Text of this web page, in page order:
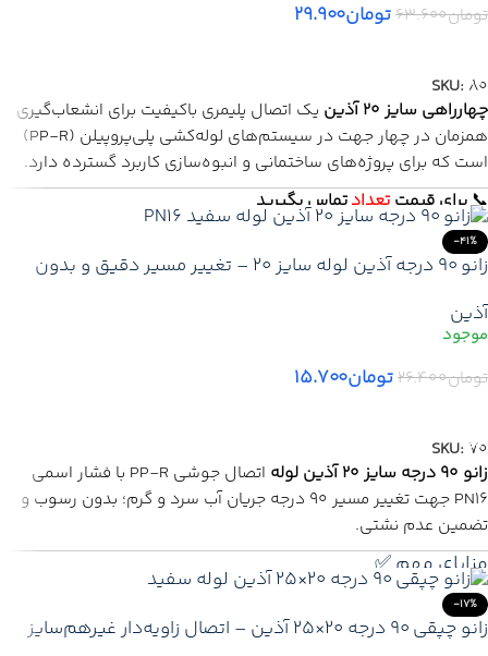
📞برای قیمت پروژه ایتماس بگیرید
🔥 تخفیف ویژه تعداد محدود
🚚ارسال ایمنبهسراسر ایران
بروز رسانی 14 جولای 2026
تومان۶۳.۶۰۰تومان۲۹.۹۰۰
SKU: 80
چهارراهی سایز 20 آذین
یک اتصال پلیمری باکیفیت برای انشعاب‌گیری
همزمان در چهار جهت در سیستم‌های لوله‌کشی پلی‌پروپیلن (PP‑R)
است که برای پروژه‌های ساختمانی و انبوه‌سازی کاربرد گسترده دارد.
📞برای قیمت تعدادتماس بگیرید
✅ ارسال سریع + گارانتی
🔥 تخفیف ویژه تعداد محدود
🚚ارسال ایمن
بروز رسانی 17 جولای ۲۰۲۶
-41%
زانو ۹۰ درجه آذین لوله سایز ۲۰ – تغییر مسیر دقیق و بدون
آذین
تومان۲۶.۴۰۰تومان۱۵.۷۰۰
SKU: 70
زانو ۹۰ درجه سایز ۲۰ آذین لوله
اتصال جوشی PP-R با فشار اسمی
PN16 جهت تغییر مسیر ۹۰ درجه جریان آب سرد و گرم؛ بدون رسوب و
تضمین عدم نشتی.
مزایای مهم ✅
✅ مناسب برای
✅ ساخته شده ازپلی‌پروپیلن رندوم باکیفیت PP-R
-17%
زانو چپقی ۹۰ درجه ۲۰×۲۵ آذین – اتصال زاویه‌دار غیرهم‌سایز